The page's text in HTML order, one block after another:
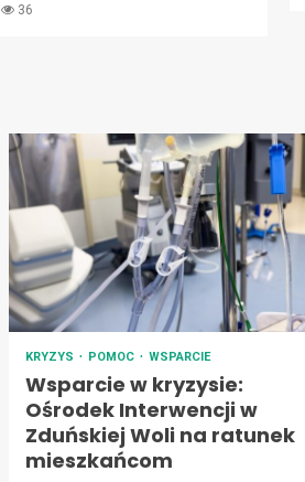
36
KRYZYS POMOC WSPARCIE
Wsparcie w kryzysie:
Ośrodek Interwencji w
Zduńskiej Woli na ratunek
mieszkańcom